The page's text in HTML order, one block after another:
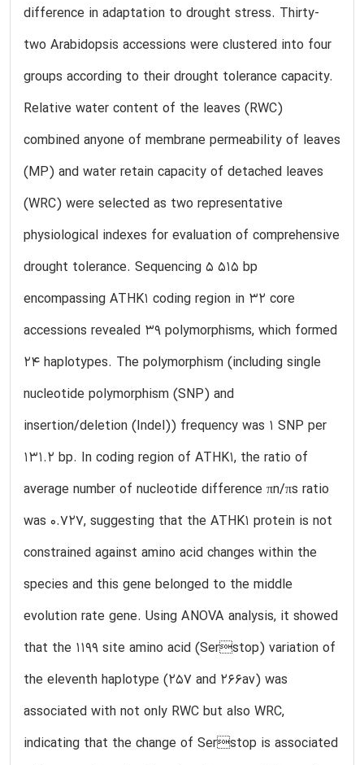
difference in adaptation to drought stress. Thirty-
two Arabidopsis accessions were clustered into four
groups according to their drought tolerance capacity.
Relative water content of the leaves (RWC)
combined anyone of membrane permeability of leaves
(MP) and water retain capacity of detached leaves
(WRC) were selected as two representative
physiological indexes for evaluation of comprehensive
drought tolerance. Sequencing 5 515 bp
encompassing ATHK1 coding region in 32 core
accessions revealed 39 polymorphisms, which formed
24 haplotypes. The polymorphism (including single
nucleotide polymorphism (SNP) and
insertion/deletion (Indel)) frequency was 1 SNP per
131.2 bp. In coding region of ATHK1, the ratio of
average number of nucleotide difference πn/πs ratio
was 0.727, suggesting that the ATHK1 protein is not
constrained against amino acid changes within the
species and this gene belonged to the middle
evolution rate gene. Using ANOVA analysis, it showed
that the 1199 site amino acid (Serstop) variation of
the eleventh haplotype (257 and 266av) was
associated with not only RWC but also WRC,
indicating that the change of Serstop is associated